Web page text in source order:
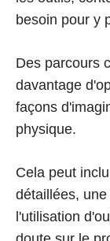
besoin pour y
Des parcours
davantage
façons
physique.
Cela peut
détaillées,
l'utilisation